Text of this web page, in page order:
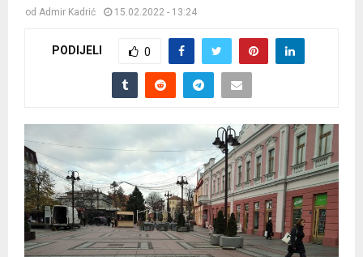
od Admir Kadrić 15.02.2022 - 13:24
PODIJELI 0